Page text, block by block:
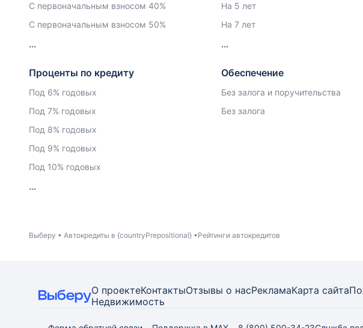
С первоначальным взносом 40%
С первоначальным взносом 50%
На 5 лет
На 7 лет
Проценты по кредиту
Под 6% годовых
Под 7% годовых
Под 8% годовых
Под 9% годовых
Под 10% годовых
Обеспечение
Без залога и поручительства
Без залога
Выберу Автокредиты в {countryPrepositional} Рейтинги автокредитов
О проектеКонтактыОтзывы о насРекламаКарта сайта
Недвижимость